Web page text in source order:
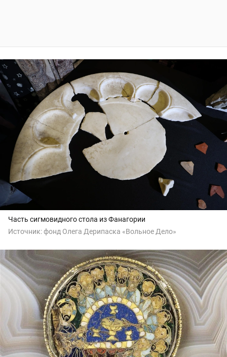
Часть сигмовидного стола из Фанагории
Источник:фонд Олега Дерипаска «Вольное Дело»